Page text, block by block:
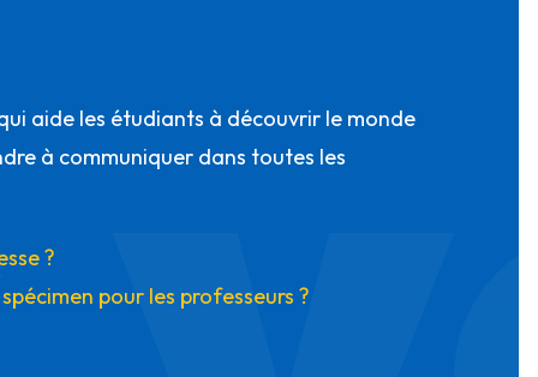
aide les étudiants à découvrir le monde
à communiquer dans toutes les
?
pour les professeurs ?